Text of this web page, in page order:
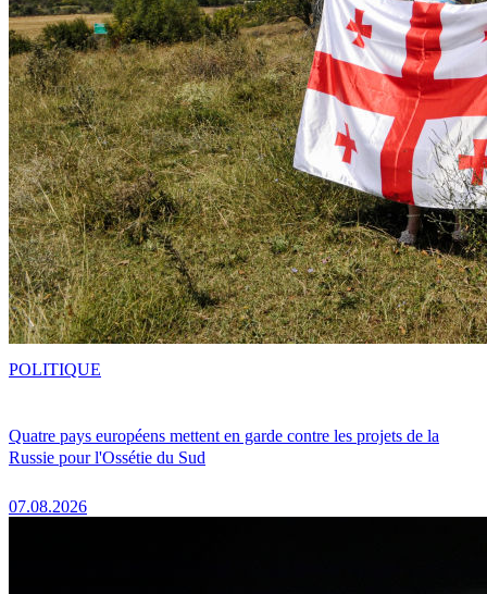
Quatre pays européens mettent en garde contre les projets de la
Russie pour l'Ossétie du Sud
07.08.2026
POLITIQUE